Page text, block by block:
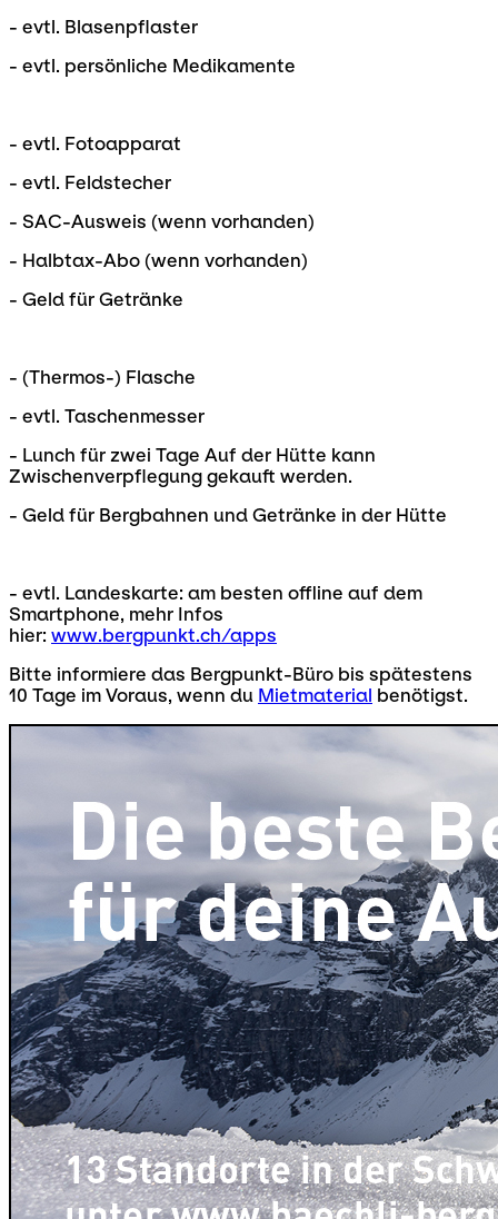
- evtl. Blasenpflaster
- evtl. persönliche Medikamente
- evtl. Fotoapparat
- evtl. Feldstecher
- SAC-Ausweis (wenn vorhanden)
- Halbtax-Abo (wenn vorhanden)
- Geld für Getränke
- (Thermos-) Flasche
- evtl. Taschenmesser
- Lunch für zwei Tage Auf der Hütte kann
Zwischenverpflegung gekauft werden.
- Geld für Bergbahnen und Getränke in der Hütte
- evtl. Landeskarte: am besten offline auf dem
Smartphone, mehr Infos
hier: www.bergpunkt.ch/apps
Bitte informiere das Bergpunkt-Büro bis spätestens
10 Tage im Voraus, wenn du Mietmaterial benötigst.